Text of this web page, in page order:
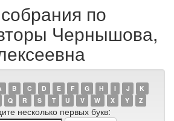
по
Чернышова,
B C D E F G H I J
K
Q R S T U V W X Y Z
несколько первых букв: